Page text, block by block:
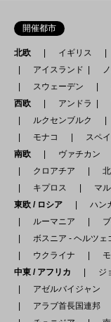
開催都市
北欧 イギリス
アイスランド
ノ
スウェーデン
西欧
アンドラ
ルクセンブルク
モナコ
スペ
南欧
ヴァチカン
クロアチア
北
キプロス
マ
東欧 / ロシア
ハン
ルーマニア
ブ
ボスニア - ヘルツ
ウクライナ
モ
中東 / アフリカ
ジ
アゼルバイジャン
アラブ首長国連邦